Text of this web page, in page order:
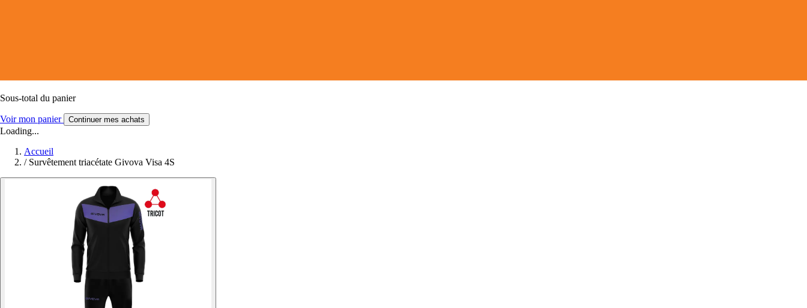
Sous-total du panier
Voir mon panier Continuer mes achats
Loading...
Accueil
/ Survêtement triacétate Givova Visa 4S